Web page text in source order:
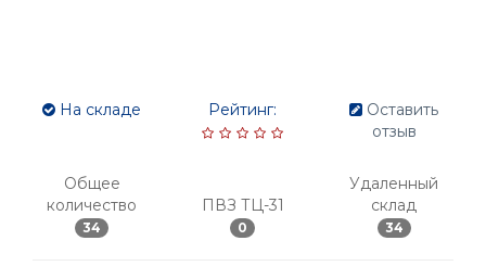
На складе
Общее
количество
34
Рейтинг:
ПВЗ ТЦ-31
0
Оставить
отзыв
Удаленный
склад
34